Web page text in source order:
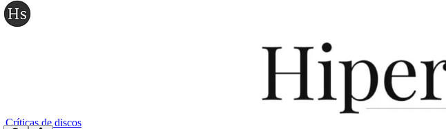
Críticas de discos